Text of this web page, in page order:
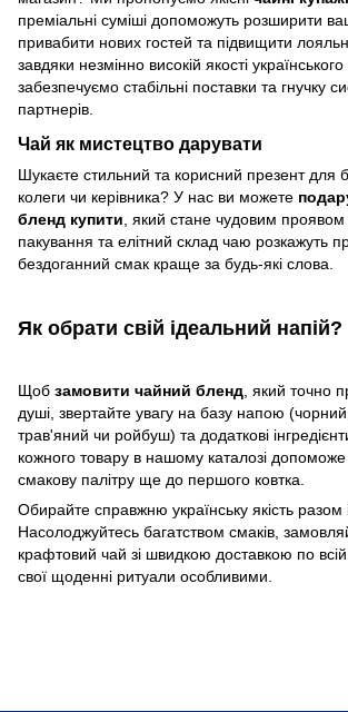
преміальні суміші допоможуть розширити
привабити нових гостей та підвищити
завдяки незмінно високій якості
забезпечуємо стабільні поставки та гнучку
партнерів.
Чай як мистецтво дарувати
Шукаєте стильний та корисний презент для
колеги чи керівника? У нас ви можете
бленд купити , який стане чудовим
пакування та елітний склад чаю розкажуть
бездоганний смак краще за будь-які слова.
Як обрати свій ідеальний напій?
Щоб замовити чайний бленд, який точно
душі, звертайте увагу на базу напою
трав'яний чи ройбуш) та додаткові
кожного товару в нашому каталозі
смакову палітру ще до першого ковтка.
Обирайте справжню українську якість разом
Насолоджуйтесь багатством смаків,
крафтовий чай зі швидкою доставкою по всій
свої щоденні ритуали особливими.